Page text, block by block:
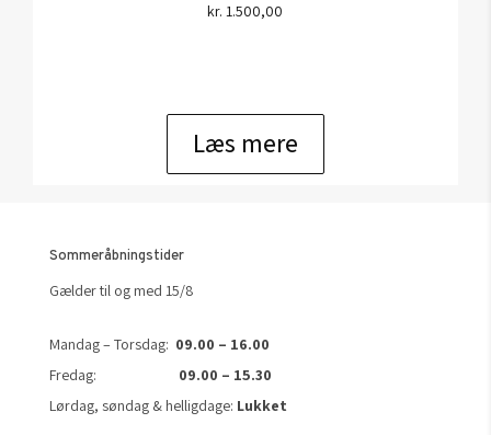
kr. 1.500,00
Læs mere
Sommeråbningstider
Gælder til og med 15/8
Mandag – Torsdag: 09.00 – 16.00
Fredag: 09.00 – 15.30
Lørdag, søndag & helligdage: Lukket